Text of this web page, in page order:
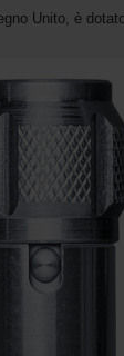
Unito, è